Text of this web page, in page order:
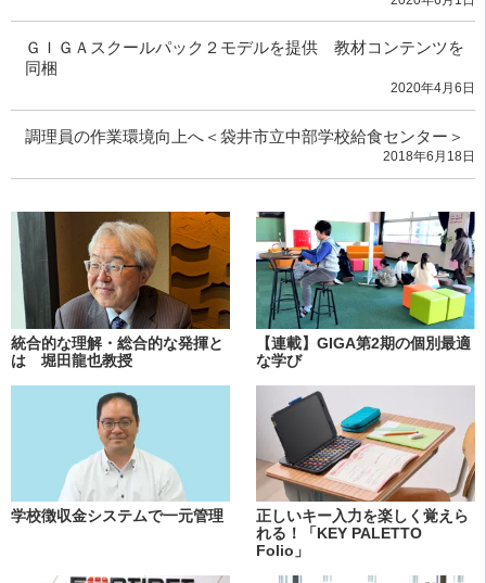
ＧＩＧＡスクールパック２モデルを提供 教材コンテンツを
同梱
2020年4月6日
調理員の作業環境向上へ＜袋井市立中部学校給食センター＞
2018年6月18日
統合的な理解・総合的な発揮と
は 堀田龍也教授
【連載】GIGA第2期の個別最適
な学び
学校徴収金システムで一元管理
正しいキー入力を楽しく覚えら
れる！「KEY PALETTO
Folio」